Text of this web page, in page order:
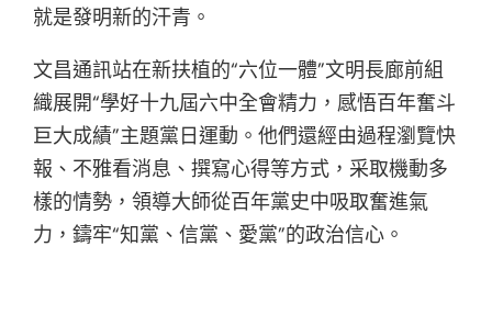
就是發明新的汗青。
文昌通訊站在新扶植的“六位一體”文明長廊前組
織展開“學好十九屆六中全會精力，感悟百年奮斗
巨大成績”主題黨日運動。他們還經由過程瀏覽快
報、不雅看消息、撰寫心得等方式，采取機動多
樣的情勢，領導大師從百年黨史中吸取奮進氣
力，鑄牢“知黨、信黨、愛黨”的政治信心。